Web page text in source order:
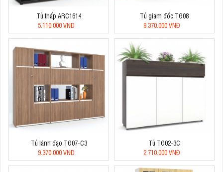
Tủ thấp ARC1614
5.110.000 VNĐ
Tủ giám đốc TG08
9.370.000 VNĐ
Tủ lãnh đạo TG07-C3
9.370.000 VNĐ
Tủ TG02-3C
2.710.000 VNĐ